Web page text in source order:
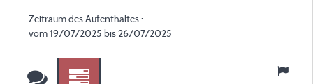
Zeitraum des Aufenthaltes :
vom 19/07/2025 bis 26/07/2025